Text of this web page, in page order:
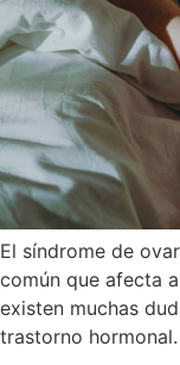
El síndrome de
común que afecta
existen muchas
trastorno hormonal.